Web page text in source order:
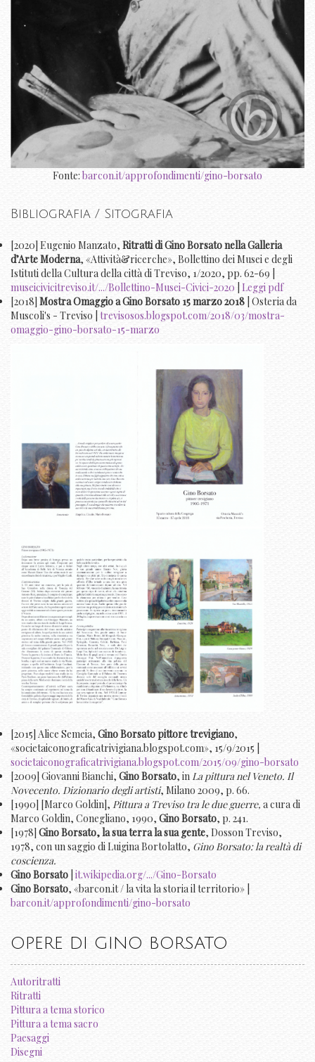
Fonte: barcon.it/approfondimenti/gino-borsato
Bibliografia / Sitografia
[2020] Eugenio Manzato, Ritratti di Gino Borsato nella Galleria
d’Arte Moderna, «Attività&ricerche», Bollettino dei Musei e degli
Istituti della Cultura della città di Treviso, 1/2020, pp. 62-69 |
museicivicitreviso.it/.../Bollettino-Musei-Civici-2020 Leggi pdf
[2018]Mostra Omaggio a Gino Borsato 15 marzo 2018 | Osteria da
Muscoli's - Treviso | trevisosos.blogspot.com/2018/03/mostra-
omaggio-gino-borsato-15-marzo
[2015] Alice Semeia, Gino Borsato pittore trevigiano,
«societaiconograficatrivigiana.blogspot.com», 15/9/2015 |
societaiconograficatrivigiana.blogspot.com/2015/09/gino-borsato
[2009] Giovanni Bianchi, Gino Borsato, in La pittura nel Veneto. Il
Novecento. Dizionario degli artisti, Milano 2009, p. 66.
[1990] [Marco Goldin], Pittura a Treviso tra le due guerre, a cura di
Marco Goldin, Conegliano, 1990, Gino Borsato, p. 241.
[1978]Gino Borsato, la sua terra la sua gente, Dosson Treviso,
1978, con un saggio di Luigina Bortolatto, Gino Borsato: la realtà di
coscienza.
Gino Borsato it.wikipedia.org/.../Gino-Borsato
Gino Borsato, «barcon.it / la vita la storia il territorio» |
barcon.it/approfondimenti/gino-borsato
OPERE DI GINO BORSATO
Autoritratti
Ritratti
Pittura a tema storico
Pittura a tema sacro
Paesaggi
Disegni